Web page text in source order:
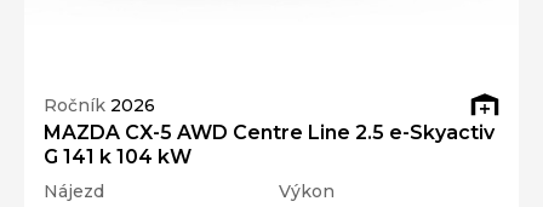
Ročník 2026
MAZDA CX-5 AWD Centre Line 2.5 e-Skyactiv
G 141 k 104 kW
Nájezd
Výkon